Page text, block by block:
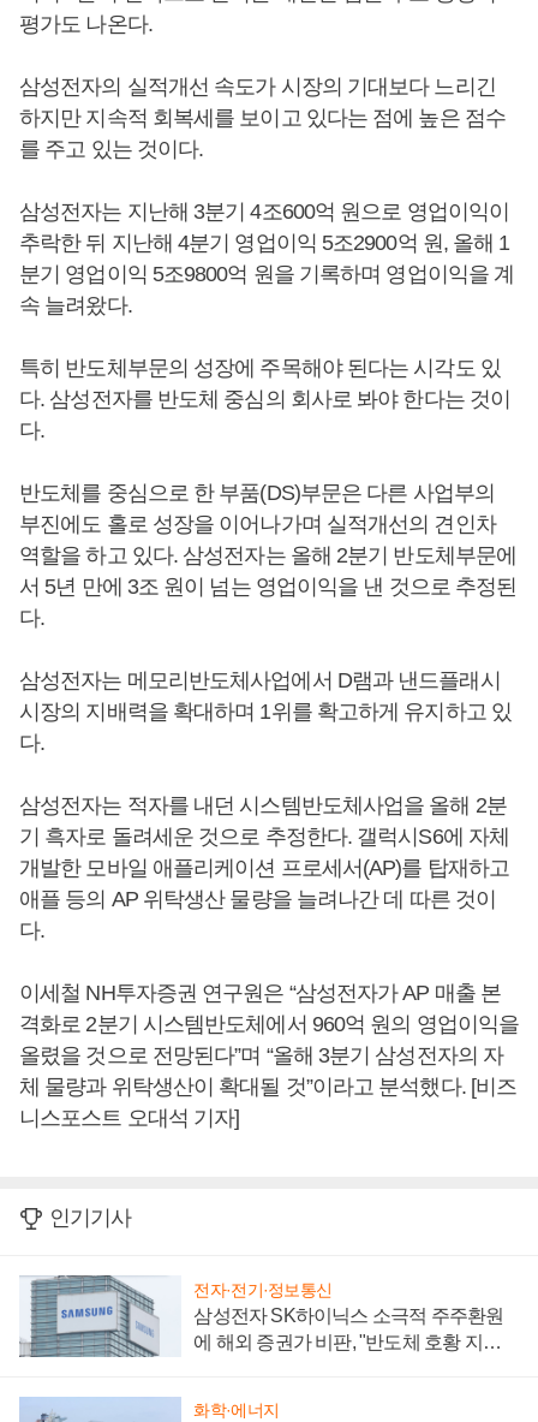
평가도 나온다.
삼성전자의 실적개선 속도가 시장의 기대보다 느리긴
하지만 지속적 회복세를 보이고 있다는 점에 높은 점수
를 주고 있는 것이다.
삼성전자는 지난해 3분기 4조600억 원으로 영업이익이
추락한 뒤 지난해 4분기 영업이익 5조2900억 원, 올해 1
분기 영업이익 5조9800억 원을 기록하며 영업이익을 계
속 늘려왔다.
특히 반도체부문의 성장에 주목해야 된다는 시각도 있
다. 삼성전자를 반도체 중심의 회사로 봐야 한다는 것이
다.
반도체를 중심으로 한 부품(DS)부문은 다른 사업부의
부진에도 홀로 성장을 이어나가며 실적개선의 견인차
역할을 하고 있다. 삼성전자는 올해 2분기 반도체부문에
서 5년 만에 3조 원이 넘는 영업이익을 낸 것으로 추정된
다.
삼성전자는 메모리반도체사업에서 D램과 낸드플래시
시장의 지배력을 확대하며 1위를 확고하게 유지하고 있
다.
삼성전자는 적자를 내던 시스템반도체사업을 올해 2분
기 흑자로 돌려세운 것으로 추정한다. 갤럭시S6에 자체
개발한 모바일 애플리케이션 프로세서(AP)를 탑재하고
애플 등의 AP 위탁생산 물량을 늘려나간 데 따른 것이
다.
이세철 NH투자증권 연구원은 “삼성전자가 AP 매출 본
격화로 2분기 시스템반도체에서 960억 원의 영업이익을
올렸을 것으로 전망된다”며 “올해 3분기 삼성전자의 자
체 물량과 위탁생산이 확대될 것”이라고 분석했다. [비즈
니스포스트 오대석 기자]
인기기사
전자·전기·정보통신
삼성전자 SK하이닉스 소극적 주주환원
에 해외 증권가 비판, "반도체 호황 지속
화학·에너지